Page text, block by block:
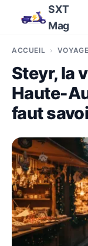
SXT
Mag
ACCUEIL
Steyr, la
Haute-
faut